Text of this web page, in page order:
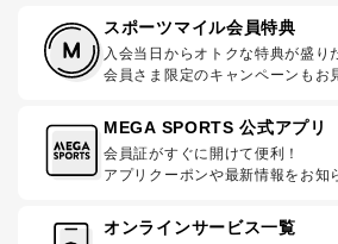
スポーツマイル会員特典
入会当日からオトクな特典が盛り
会員さま限定のキャンペーンもお
MEGA SPORTS 公式アプリ
会員証がすぐに開けて便利！
アプリクーポンや最新情報をお知
オンラインサービス一覧